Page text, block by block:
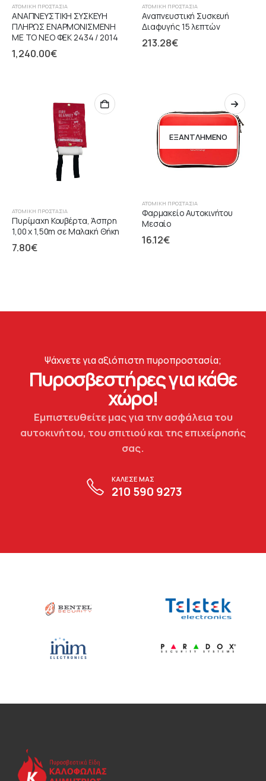
ΑΤΟΜΙΚΉ ΠΡΟΣΤΑΣΊΑ
ΑΝΑΠΝΕΥΣΤΙΚΗ ΣΥΣΚΕΥΗ
ΠΛΗΡΩΣ ΕΝΑΡΜΟΝΙΣΜΕΝΗ
ΜΕ ΤΟ ΝΕΟ ΦΕΚ 2434 / 2014
1,240.00€
ΑΤΟΜΙΚΉ ΠΡΟΣΤΑΣΊΑ
Αναπνευστική Συσκευή
Διαφυγής 15 λεπτών
213.28€
ΑΤΟΜΙΚΉ ΠΡΟΣΤΑΣΊΑ
Πυρίμαχη Κουβέρτα, Άσπρη
1,00 x 1,50m σε Μαλακή Θήκη
7.80€
ΕΞΑΝΤΛΗΜΈΝΟ
ΑΤΟΜΙΚΉ ΠΡΟΣΤΑΣΊΑ
Φαρμακείο Αυτοκινήτου
Μεσαίο
16.12€
Ψάχνετε για αξιόπιστη πυροπροστασία;
Πυροσβεστήρες για κάθε
χώρο!
Εμπιστευθείτε μας για την ασφάλεια του
αυτοκινήτου, του σπιτιού και της επιχείρησής
σας.
ΚΑΛΕΣΕ ΜΑΣ
210 590 9273